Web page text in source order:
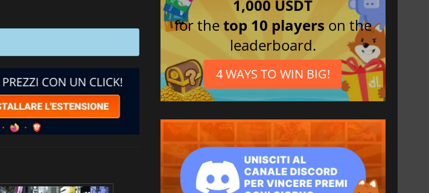
1,000 USDT
for thetop 10 players on the
leaderboard.
4 WAYS TO WIN BIG!